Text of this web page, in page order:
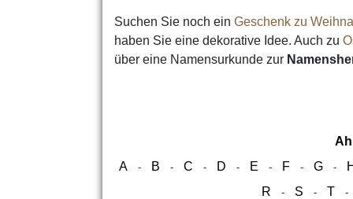
Suchen Sie noch ein Geschenk zu
haben Sie eine dekorative Idee. Auch zu
über eine Namensurkunde zur
A
- B - C - D - E - F - G -
R
- S - T